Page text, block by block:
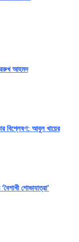
আহমদ
বিশ্লেষণ: আবুল খায়ের
শোভাযাত্রা’